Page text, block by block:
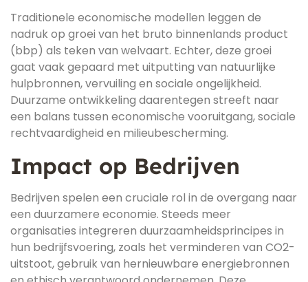
Traditionele economische modellen leggen de
nadruk op groei van het bruto binnenlands product
(bbp) als teken van welvaart. Echter, deze groei
gaat vaak gepaard met uitputting van natuurlijke
hulpbronnen, vervuiling en sociale ongelijkheid.
Duurzame ontwikkeling daarentegen streeft naar
een balans tussen economische vooruitgang, sociale
rechtvaardigheid en milieubescherming.
Impact op Bedrijven
Bedrijven spelen een cruciale rol in de overgang naar
een duurzamere economie. Steeds meer
organisaties integreren duurzaamheidsprincipes in
hun bedrijfsvoering, zoals het verminderen van CO2-
uitstoot, gebruik van hernieuwbare energiebronnen